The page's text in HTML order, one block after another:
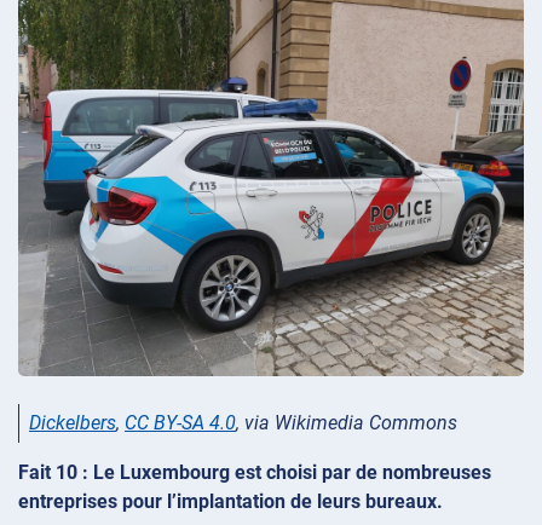
Dickelbers, CC BY-SA 4.0, via Wikimedia Commons
Fait 10 : Le Luxembourg est choisi par de nombreuses
entreprises pour l’implantation de leurs bureaux.